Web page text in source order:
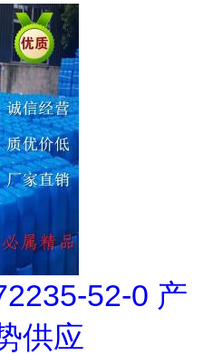
52-0 产
供应